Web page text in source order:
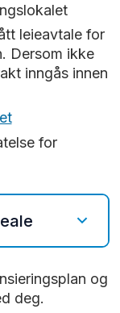
leieavtale for
Dersom ikke
inngås innen
for
2026
og
deg.